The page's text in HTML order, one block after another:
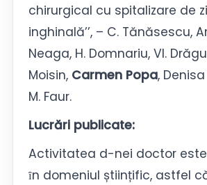
chirurgical cu spitalizare de
inghinală’’, – C. Tănăsescu,
Neaga, H. Domnariu, Vl.
Moisin, Carmen Popa,
M. Faur.
Lucrări publicate:
Activitatea d-nei doctor
ȋn domeniul științific, astfel